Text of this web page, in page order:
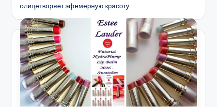
олицетворяет эфемерную красоту…